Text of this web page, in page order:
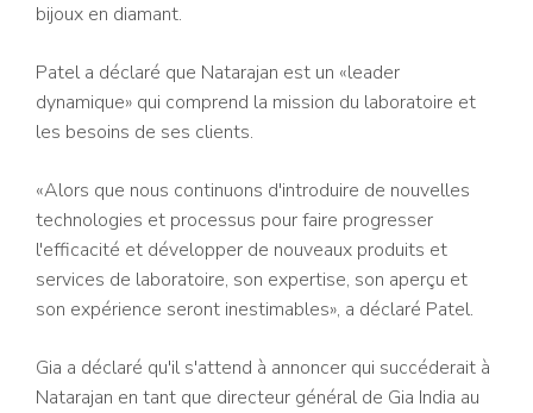
bijoux en diamant.
Patel a déclaré que Natarajan est un «leader
dynamique» qui comprend la mission du laboratoire et
les besoins de ses clients.
«Alors que nous continuons d'introduire de nouvelles
technologies et processus pour faire progresser
l'efficacité et développer de nouveaux produits et
services de laboratoire, son expertise, son aperçu et
son expérience seront inestimables», a déclaré Patel.
Gia a déclaré qu'il s'attend à annoncer qui succéderait à
Natarajan en tant que directeur général de Gia India au